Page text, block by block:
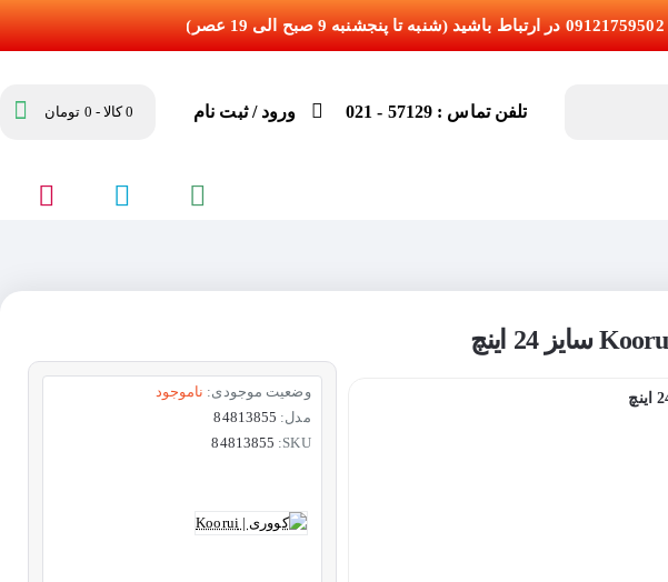
تلفن تماس : 57129 - 021 ورود / ثبت نام 0 کالا - 0 تومان
وضعیت موجودی: ناموجود
مدل: 84813855
SKU:
84813855